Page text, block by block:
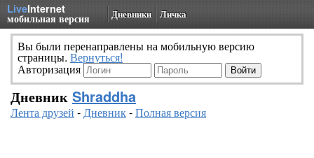
LiveInternet
мобильная версия Дневники Личка
Вы были перенаправлены на мобильную версию
страницы. Вернуться!
Авторизация
Дневник Shraddha
Лента друзей -Дневник-Полная версия